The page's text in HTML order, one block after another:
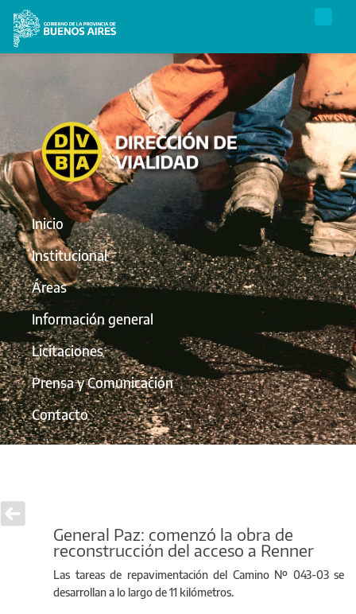
Inicio
Institucional
Áreas
Información general
Licitaciones
Prensa y Comunicación
Contacto
General Paz: comenzó la obra de
reconstrucción del acceso a Renner
Las tareas de repavimentación del Camino Nº 043-03 se
desarrollan a lo largo de 11 kilómetros.